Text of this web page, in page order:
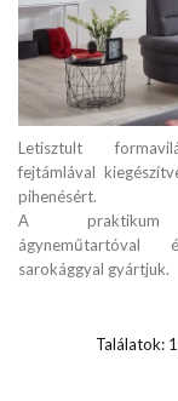
SZÉLESSÉG
MÉLYSÉG
Letisztult
fejtámlával
pihenésért.
A praktikum
ágyneműtartóval
sarokággyal gyártjuk.
Találatok: